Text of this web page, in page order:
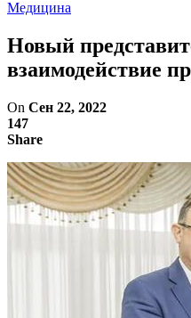
Медицина
Новый
взаимодействие
On Сен 22, 2022
147
Share